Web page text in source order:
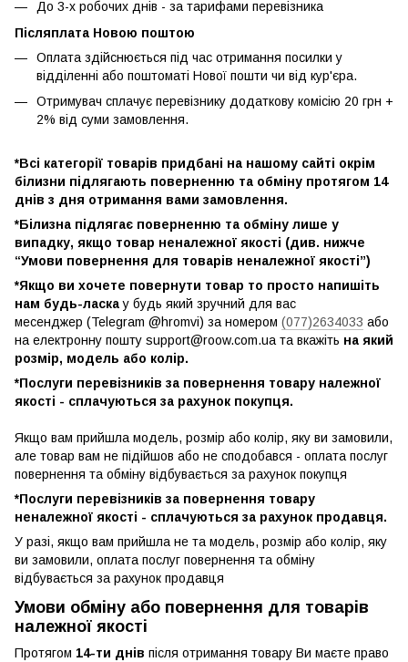
До 3-х робочих днів - за тарифами перевізника
Післяплата Новою поштою
Оплата здійснюється під час отримання посилки у
відділенні або поштоматі Нової пошти чи від кур'єра.
Отримувач сплачує перевізнику додаткову комісію 20 грн +
2% від суми замовлення.
*Всі категорії товарів придбані на нашому сайті окрім
білизни підлягають поверненню та обміну протягом 14
днів з дня отримання вами замовлення.
*Білизна підлягає поверненню та обміну лише у
випадку, якщо товар неналежної якості (див. нижче
“Умови повернення для товарів неналежної якості”)
*Якщо ви хочете повернути товар то просто напишіть
нам будь-ласкау будь який зручний для вас
месенджер (Telegram @hromvi) за номером (077)2634033 або
на електронну пошту support@roow.com.ua та вкажіть на який
розмір, модель або колір.
*Послуги перевізників за повернення товару належної
якості - сплачуються за рахунок покупця.
Якщо вам прийшла модель, розмір або колір, яку ви замовили,
але товар вам не підійшов або не сподобався - оплата послуг
повернення та обміну відбувається за рахунок покупця
*Послуги перевізників за повернення товару
неналежної якості - сплачуються за рахунок продавця.
У разі, якщо вам прийшла не та модель, розмір або колір, яку
ви замовили, оплата послуг повернення та обміну
відбувається за рахунок продавця
Умови обміну або повернення для товарів
належної якості
Протягом 14-ти днів після отримання товару Ви маєте право